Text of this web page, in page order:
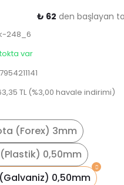
₺ 62 den başlayan
248_6
var
TL (%3,00 havale indirimi)
(Forex) 3mm
0,50mm
0,50mm